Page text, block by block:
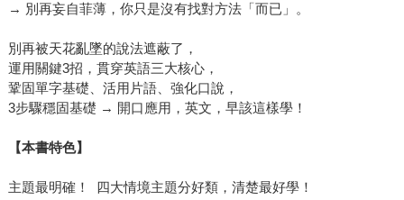
→ 別再妄自菲薄，你只是沒有找對方法「而已」。
別再被天花亂墜的說法遮蔽了，
運用關鍵3招，貫穿英語三大核心，
鞏固單字基礎、活用片語、強化口說，
3步驟穩固基礎 → 開口應用，英文，早該這樣學！
【本書特色】
主題最明確！ 四大情境主題分好類，清楚最好學！